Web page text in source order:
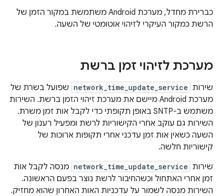
כברירת מחדל, מערכת Android משתמשת במקור הזמן של
הרשת כמקור העיקרי לזיהוי אוטומטי של השעה.
מערכת לזיהוי זמן ברשת
שירות network_time_update_service שפועל בשרת של
מערכת Android מיישם את מערכת זיהוי הזמן ברשת. השירות
משתמש ב-SNTP באופן תקופתי כדי לקבל אות זמן משרת.
השירות גם עוקב אחרי הקישוריות לרשת ומפעיל רענון של
השעה כשאין אות זמן עדכני אחרי תקופות ארוכות של
קישוריות חלשה.
שירות network_time_update_service מנסה לקבל אות
זמן אחרי האתחול וכשהחיבור לרשת נוצר בפעם הראשונה.
השירות מנסה לשמור על עדכניות האות האחרון שהוא מחזיק.